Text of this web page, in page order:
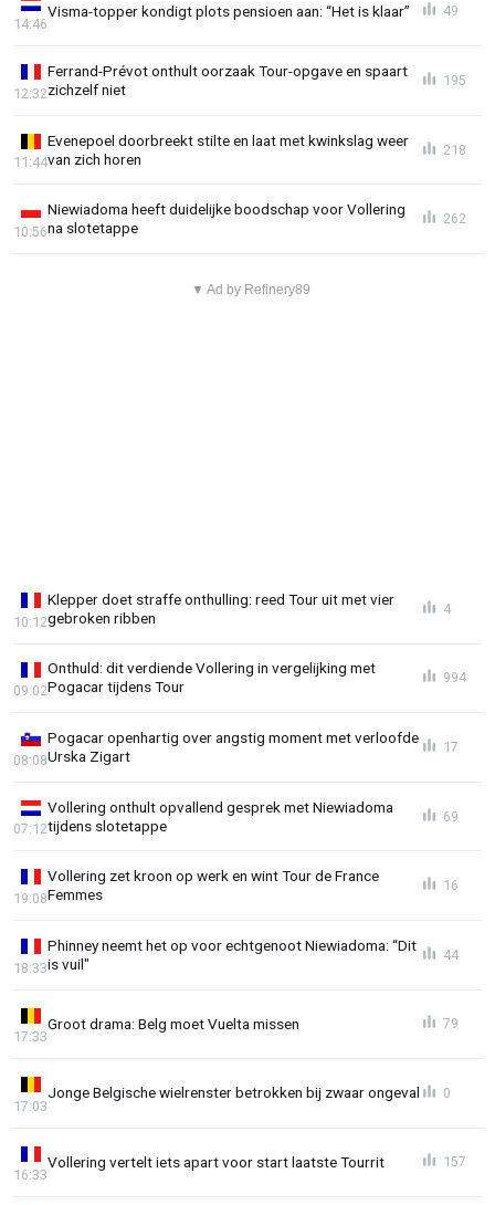
Visma-topper kondigt plots pensioen aan: “Het is klaar”
14:46
49
Ferrand-Prévot onthult oorzaak Tour-opgave en spaart
zichzelf niet
12:32
195
Evenepoel doorbreekt stilte en laat met kwinkslag weer
van zich horen
11:44
218
Niewiadoma heeft duidelijke boodschap voor Vollering
na slotetappe
10:56
262
▼ Ad by Refinery89
Klepper doet straffe onthulling: reed Tour uit met vier
gebroken ribben
10:12
4
Onthuld: dit verdiende Vollering in vergelijking met
Pogacar tijdens Tour
09:02
994
Pogacar openhartig over angstig moment met verloofde
Urska Zigart
08:08
17
Vollering onthult opvallend gesprek met Niewiadoma
tijdens slotetappe
07:12
69
Vollering zet kroon op werk en wint Tour de France
Femmes
19:08
16
Phinney neemt het op voor echtgenoot Niewiadoma: “Dit
is vuil"
18:33
44
Groot drama: Belg moet Vuelta missen
17:33
79
Jonge Belgische wielrenster betrokken bij zwaar ongeval
17:03
0
Vollering vertelt iets apart voor start laatste Tourrit
16:33
157